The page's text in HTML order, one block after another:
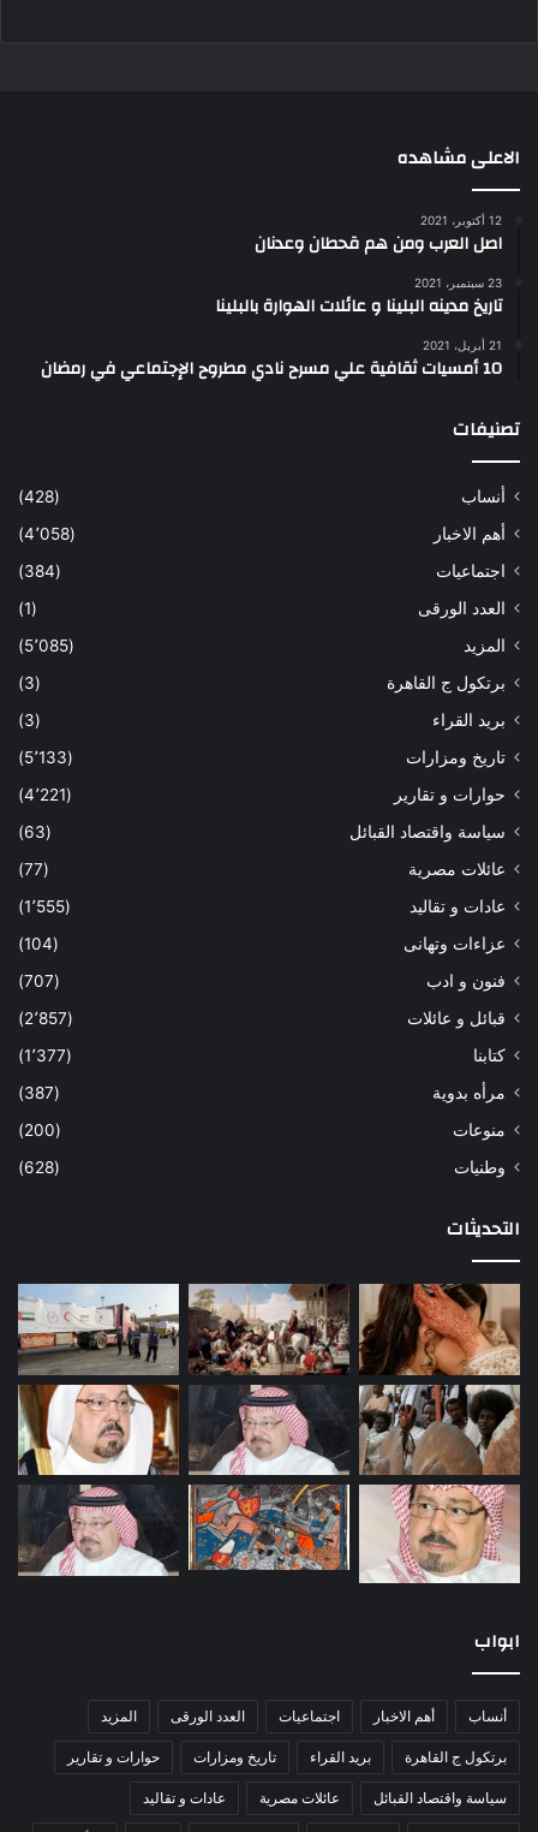
الاعلى مشاهده
12 أكتوبر، 2021
اصل العرب ومن هم قحطان وعدنان
23 سبتمبر، 2021
تاريخ مدينه البلينا و عائلات الهوارة بالبلينا
21 أبريل، 2021
10 أمسيات ثقافية علي مسرح نادي مطروح الإجتماعي في رمضان
تصنيفات
أنساب
(428)
أهم الاخبار
(4٬058)
اجتماعيات
(384)
العدد الورقى
(1)
المزيد
(5٬085)
برتكول ج القاهرة
(3)
بريد القراء
(3)
تاريخ ومزارات
(5٬133)
حوارات و تقارير
(4٬221)
سياسة واقتصاد القبائل
(63)
عائلات مصرية
(77)
عادات و تقاليد
(1٬555)
عزاءات وتهانى
(104)
فنون و ادب
(707)
قبائل و عائلات
(2٬857)
كتابنا
(1٬377)
مرأه بدوية
(387)
منوعات
(200)
وطنيات
(628)
التحديثات
ابواب
أنساب أهم الاخبار اجتماعيات العدد الورقى المزيد
برتكول ج القاهرة بريد القراء تاريخ ومزارات حوارات و تقارير
سياسة واقتصاد القبائل عائلات مصرية عادات و تقاليد